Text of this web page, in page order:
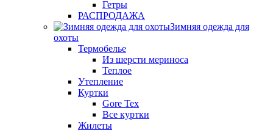
Гетры
РАСПРОДАЖА
Зимняя одежда для
охоты
Термобелье
Из шерсти мериноса
Теплое
Утепление
Куртки
Gore Tex
Все куртки
Жилеты